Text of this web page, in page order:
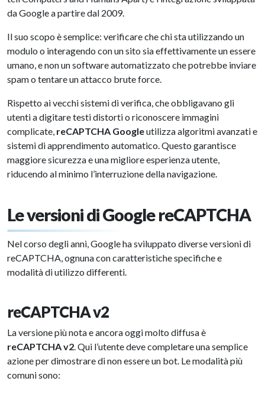
da Google a partire dal 2009.
Il suo scopo è semplice: verificare che chi sta utilizzando un
modulo o interagendo con un sito sia effettivamente un essere
umano, e non un software automatizzato che potrebbe inviare
spam o tentare un attacco brute force.
Rispetto ai vecchi sistemi di verifica, che obbligavano gli
utenti a digitare testi distorti o riconoscere immagini
complicate, reCAPTCHA Googleutilizza algoritmi avanzati e
sistemi di apprendimento automatico. Questo garantisce
maggiore sicurezza e una migliore esperienza utente,
riducendo al minimo l’interruzione della navigazione.
Le versioni di Google reCAPTCHA
Nel corso degli anni, Google ha sviluppato diverse versioni di
reCAPTCHA, ognuna con caratteristiche specifiche e
modalità di utilizzo differenti.
reCAPTCHA v2
La versione più nota e ancora oggi molto diffusa è
reCAPTCHA v2. Qui l’utente deve completare una semplice
azione per dimostrare di non essere un bot. Le modalità più
comuni sono: